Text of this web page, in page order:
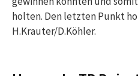
holten. Den letzten Punkt
H.Krauter/D.Köhler.